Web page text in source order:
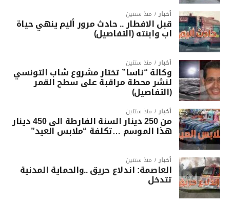
أخبار منذ سنتين
قبل الافطار .. حادث مرور أليم ينهي حياة
اب وابنته (التفاصيل)
أخبار منذ سنتين
وكالة “ناسا” تختار مشروع شاب التونسي
لنشر محطة مراقبة على سطح القمر
(التفاصيل)
أخبار منذ سنتين
من 250 دينار السنة الفارطة الى 450 دينار
هذا الموسم …تكلفة “ملابس العيد”
أخبار منذ سنتين
العاصمة: اندلاع حريق ..والحماية المدنية
تتدخل